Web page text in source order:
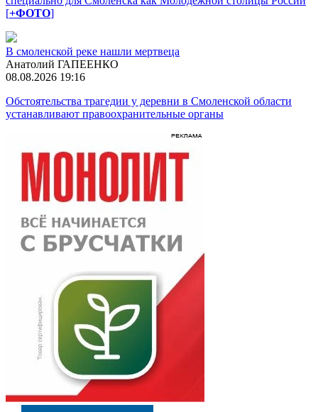
[+ФОТО]
В смоленской реке нашли мертвеца
Анатолий ГАПЕЕНКО
08.08.2026 19:16
Обстоятельства трагедии у деревни в Смоленской области
устанавливают правоохранительные органы